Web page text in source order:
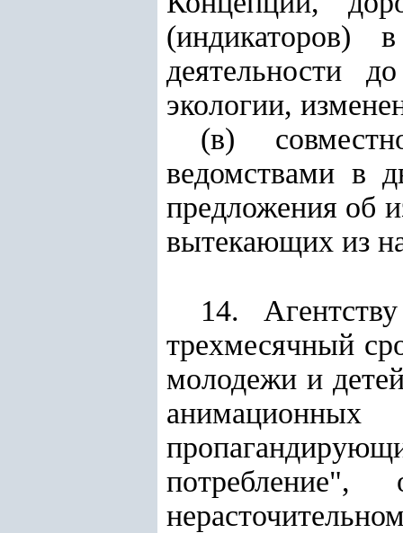
(индикаторов)
деятельности
экологии,
(в)
ведомствами в
предложения об
вытекающих из
14.
трехмесячный
молодежи и